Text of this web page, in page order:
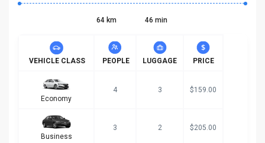
64 km 46 min
VEHICLE CLASS PEOPLE LUGGAGE PRICE
Economy
4 3 $159.00
Business
3 2 $205.00